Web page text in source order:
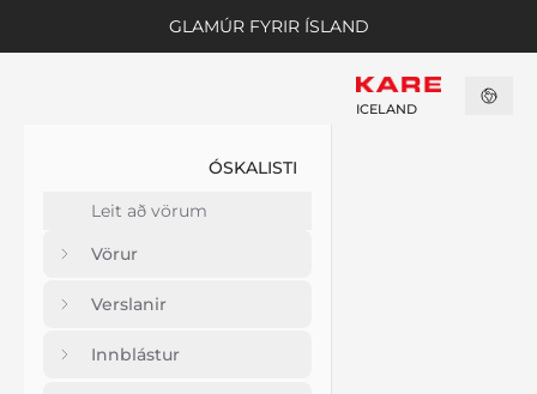
GLAMÚR FYRIR ÍSLAND
ÓSKALISTI
Vörur
Verslanir
Innblástur
ICELAND